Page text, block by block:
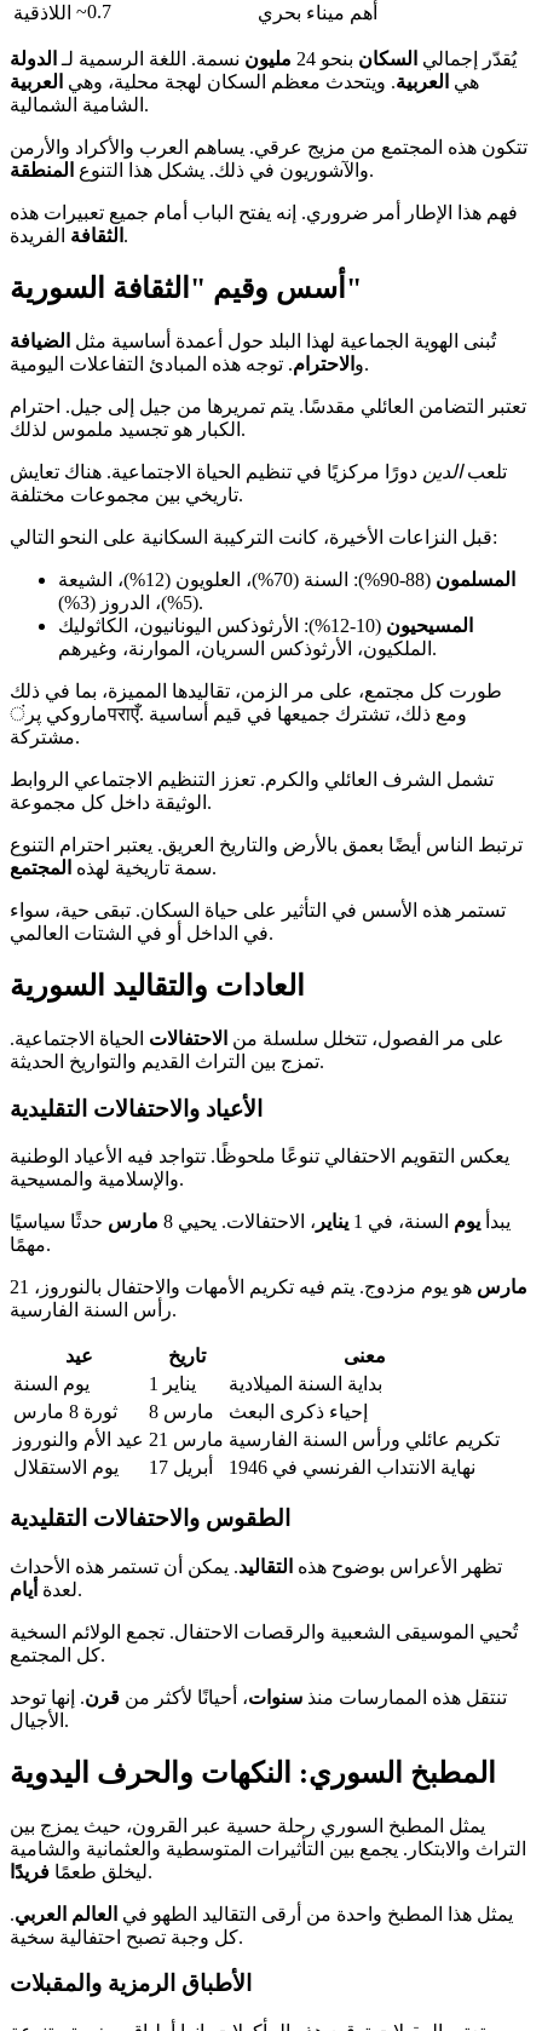
اللاذقية ~0.7 أهم ميناء بحري
يُقدّر إجمالي السكان بنحو 24 مليون نسمة. اللغة الرسمية لـ الدولة
هي العربية. ويتحدث معظم السكان لهجة محلية، وهي العربية
الشامية الشمالية.
تتكون هذه المجتمع من مزيج عرقي. يساهم العرب والأكراد والأرمن
والآشوريون في ذلك. يشكل هذا التنوع المنطقة .
فهم هذا الإطار أمر ضروري. إنه يفتح الباب أمام جميع تعبيرات هذه
الثقافة الفريدة.
أسس وقيم "الثقافة السورية"
تُبنى الهوية الجماعية لهذا البلد حول أعمدة أساسية مثل الضيافة
و الاحترام . توجه هذه المبادئ التفاعلات اليومية.
تعتبر التضامن العائلي مقدسًا. يتم تمريرها من جيل إلى جيل. احترام
الكبار هو تجسيد ملموس لذلك.
تلعبالدين دورًا مركزيًا في تنظيم الحياة الاجتماعية. هناك تعايش
تاريخي بين مجموعات مختلفة.
قبل النزاعات الأخيرة، كانت التركيبة السكانية على النحو التالي:
المسلمون
(88-90%): السنة (70%)، العلويون (12%)، الشيعة
(5%)، الدروز (3%).
المسيحيون
(10-12%): الأرثوذكس اليونانيون، الكاثوليك
الملکيون، الأرثوذكس السريان، الموارنة، وغيرهم.
طورت كل مجتمع، على مر الزمن، تقاليدها المميزة، بما في ذلك
ماروكي پرंपराएँ. ومع ذلك، تشترك جميعها في قيم أساسية
مشتركة.
تشمل الشرف العائلي والكرم. تعزز التنظيم الاجتماعي الروابط
الوثيقة داخل كل مجموعة.
ترتبط الناس أيضًا بعمق بالأرض والتاريخ العريق. يعتبر احترام التنوع
سمة تاريخية لهذه المجتمع .
تستمر هذه الأسس في التأثير على حياة السكان. تبقى حية، سواء
في الداخل أو في الشتات العالمي.
العادات والتقاليد السورية
على مر الفصول، تتخلل سلسلة من الاحتفالات الحياة الاجتماعية.
تمزج بين التراث القديم والتواريخ الحديثة.
الأعياد والاحتفالات التقليدية
يعكس التقويم الاحتفالي تنوعًا ملحوظًا. تتواجد فيه الأعياد الوطنية
والإسلامية والمسيحية.
يبدأ يوم السنة، في 1 يناير ، الاحتفالات. يحيي 8 مارس حدثًا سياسيًا
مهمًا.
21 مارس هو يوم مزدوج. يتم فيه تكريم الأمهات والاحتفال بالنوروز،
رأس السنة الفارسية.
عيد تاريخ
معنى
يوم السنة
1 يناير
بداية السنة الميلادية
ثورة 8 مارس
8 مارس
إحياء ذكرى البعث
عيد الأم والنوروز
21 مارس تكريم عائلي ورأس السنة الفارسية
يوم الاستقلال
17 أبريل نهاية الانتداب الفرنسي في 1946
الطقوس والاحتفالات التقليدية
تظهر الأعراس بوضوح هذه التقاليد. يمكن أن تستمر هذه الأحداث
لعدة أيام .
تُحيي الموسيقى الشعبية والرقصات الاحتفال. تجمع الولائم السخية
كل المجتمع.
تنتقل هذه الممارسات منذ سنوات، أحيانًا لأكثر من قرن. إنها توحد
الأجيال.
المطبخ السوري: النكهات والحرف اليدوية
يمثل المطبخ السوري رحلة حسية عبر القرون، حيث يمزج بين
التراث والابتكار. يجمع بين التأثيرات المتوسطية والعثمانية والشامية
ليخلق طعمًا فريدًا .
يمثل هذا المطبخ واحدة من أرقى التقاليد الطهو في العالم العربي.
كل وجبة تصبح احتفالية سخية.
الأطباق الرمزية والمقبلات